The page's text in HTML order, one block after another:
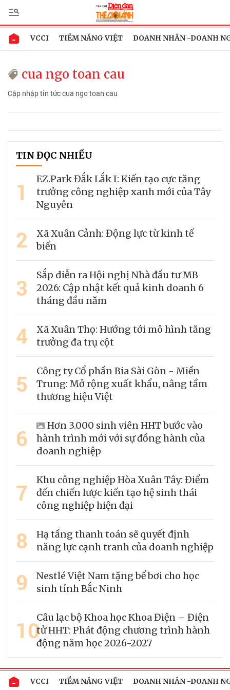
VCCI TIỀM NĂNG VIỆT DOANH NHÂN -DOANH
cua ngo toan cau
Cập nhập tin tức cua ngo toan cau
TIN ĐỌC NHIỀU
1
EZ.Park Đắk Lắk I: Kiến tạo cực tăng
trưởng công nghiệp xanh mới của Tây
Nguyên
2
Xã Xuân Cảnh: Động lực từ kinh tế
biển
3
Sắp diễn ra Hội nghị Nhà đầu tư MB
2026: Cập nhật kết quả kinh doanh 6
tháng đầu năm
4
Xã Xuân Thọ: Hướng tới mô hình tăng
trưởng đa trụ cột
5
Công ty Cổ phần Bia Sài Gòn - Miền
Trung: Mở rộng xuất khẩu, nâng tầm
thương hiệu Việt
6
Hơn 3.000 sinh viên HHT bước vào
hành trình mới với sự đồng hành của
doanh nghiệp
7
Khu công nghiệp Hòa Xuân Tây: Điểm
đến chiến lược kiến tạo hệ sinh thái
công nghiệp hiện đại
8
Hạ tầng thanh toán sẽ quyết định
năng lực cạnh tranh của doanh nghiệp
9
Nestlé Việt Nam tặng bể bơi cho học
sinh tỉnh Bắc Ninh
10Câu lạc bộ Khoa học Khoa Điện – Điện
tử HHT: Phát động chương trình hành
động năm học 2026-2027
VCCI TIỀM NĂNG VIỆT DOANH NHÂN -DOANH